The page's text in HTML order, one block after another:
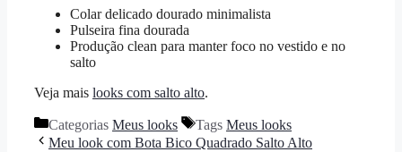
Colar delicado dourado minimalista
Pulseira fina dourada
Produção clean para manter foco no vestido e no
salto
Veja mais looks com salto alto.
Categorias Meus looks Tags Meus looks
Meu look com Bota Bico Quadrado Salto Alto